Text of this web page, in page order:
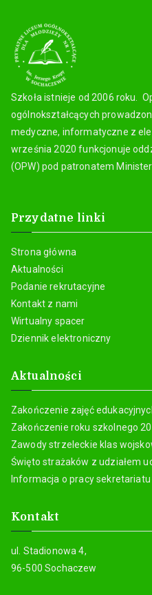
Szkoła istnieje od 2006 roku.
ogólnokształcących
medyczne, informatyczne z
września 2020 funkcjonuje
(OPW) pod patronatem
Przydatne linki
Strona główna
Aktualności
Podanie rekrutacyjne
Kontakt z nami
Wirtualny spacer
Dziennik elektroniczny
Aktualności
Zakończenie zajęć
Zakończenie roku szkolnego
Zawody strzeleckie klas
Święto strażaków z udziałem
Informacja o pracy sekretariatu
Kontakt
ul. Stadionowa 4,
96-500 Sochaczew